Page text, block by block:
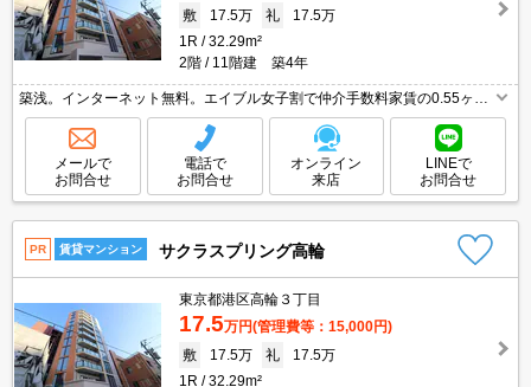
敷
17.5万 礼
17.5万
1R
32.29m²
2階
11階建 築4年
築浅。インターネット無料。エイブル女子割で仲介手数料家賃の0.55ヶ月
分より10％ＯＦＦ。ペット応相談。画像の家具小物は付いていません。6
ヶ月未満の解約時、違約金家賃+管理費の1ヶ月分発生。
メールで
お問合せ
電話で
お問合せ
オンライン
来店
LINEで
お問合せ
PR 賃貸マンション サクラスプリング高輪
東京都港区高輪３丁目
17.5万円(管理費等：15,000円)
敷
17.5万 礼
17.5万
1R
32.29m²